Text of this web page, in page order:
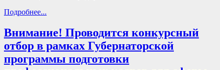
Подробнее...
Внимание! Проводится конкурсный
отбор в рамках Губернаторской
программы подготовки